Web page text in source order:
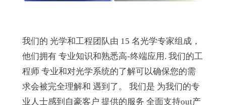
我们的 光学和工程团队由 15 名光学专家组成，
他们拥有 专业知识和熟悉高-终端应用 . 我们的工
程师 专业和对光学系统的了解可以确保您的需
求会被完全理解和 遇到了 。我们是 为我们的专
业人士感到自豪客户提供的服务 全面支持out产